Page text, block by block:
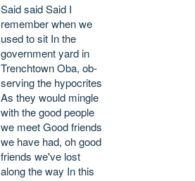
Said said Said I
remember when we
used to sit In the
government yard in
Trenchtown Oba, ob-
serving the hypocrites
As they would mingle
with the good people
we meet Good friends
we have had, oh good
friends we've lost
along the way In this